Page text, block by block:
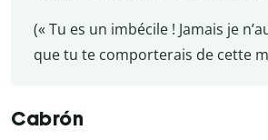
(« Tu es un imbécile ! Jamais je
que tu te comporterais de cette
Cabrón